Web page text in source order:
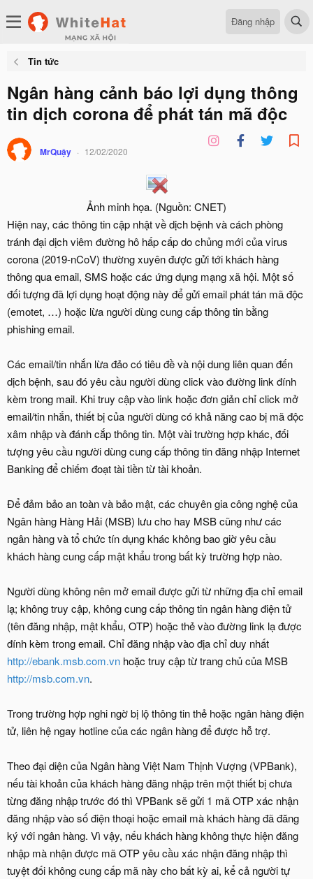
Đăng nhập
Tin tức
Ngân hàng cảnh báo lợi dụng thông
tin dịch corona để phát tán mã độc
MrQuậy 12/02/2020
Ảnh minh họa. (Nguồn: CNET)​
Hiện nay, các thông tin cập nhật về dịch bệnh và cách phòng
tránh đại dịch viêm đường hô hấp cấp do chủng mới của virus
corona (2019-nCoV) thường xuyên được gửi tới khách hàng
thông qua email, SMS hoặc các ứng dụng mạng xã hội. Một số
đối tượng đã lợi dụng hoạt động này để gửi email phát tán mã độc
(emotet, …) hoặc lừa người dùng cung cấp thông tin bằng
phishing email.
Các email/tin nhắn lừa đảo có tiêu đề và nội dung liên quan đến
dịch bệnh, sau đó yêu cầu người dùng click vào đường link đính
kèm trong mail. Khi truy cập vào link hoặc đơn giản chỉ click mở
email/tin nhắn, thiết bị của người dùng có khả năng cao bị mã độc
xâm nhập và đánh cắp thông tin. Một vài trường hợp khác, đối
tượng yêu cầu người dùng cung cấp thông tin đăng nhập Internet
Banking để chiếm đoạt tài tiền từ tài khoản.
Để đảm bảo an toàn và bảo mật, các chuyên gia công nghệ của
Ngân hàng Hàng Hải (MSB) lưu cho hay MSB cũng như các
ngân hàng và tổ chức tín dụng khác không bao giờ yêu cầu
khách hàng cung cấp mật khẩu trong bất kỳ trường hợp nào.
Người dùng không nên mở email được gửi từ những địa chỉ email
lạ; không truy cập, không cung cấp thông tin ngân hàng điện tử
(tên đăng nhập, mật khẩu, OTP) hoặc thẻ vào đường link lạ được
đính kèm trong email. Chỉ đăng nhập vào địa chỉ duy nhất
http://ebank.msb.com.vn hoặc truy cập từ trang chủ của MSB
http://msb.com.vn.
Trong trường hợp nghi ngờ bị lộ thông tin thẻ hoặc ngân hàng điện
tử, liên hệ ngay hotline của các ngân hàng để được hỗ trợ.
Theo đại diện của Ngân hàng Việt Nam Thịnh Vượng (VPBank),
nếu tài khoản của khách hàng đăng nhập trên một thiết bị chưa
từng đăng nhập trước đó thì VPBank sẽ gửi 1 mã OTP xác nhận
đăng nhập vào số điện thoại hoặc email mà khách hàng đã đăng
ký với ngân hàng. Vì vậy, nếu khách hàng không thực hiện đăng
nhập mà nhận được mã OTP yêu cầu xác nhận đăng nhập thì
tuyệt đối không cung cấp mã này cho bất kỳ ai, kể cả người tự